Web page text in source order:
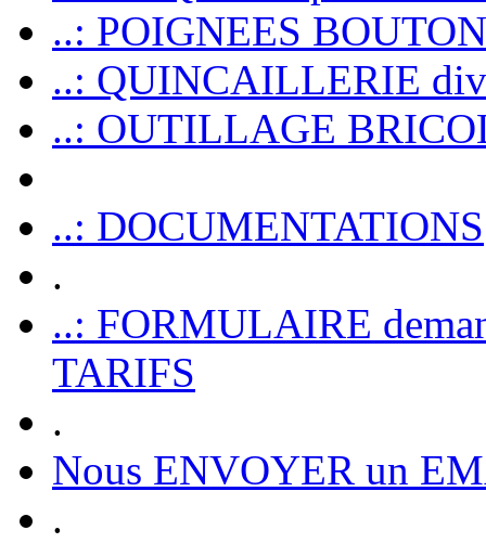
..: POIGNEES
..: QUINCAILLERIE
..: OUTILLAGE
..: DOCUMENTATIONS
.
..: FORMULAIRE
TARIFS
.
Nous ENVOYER un
.